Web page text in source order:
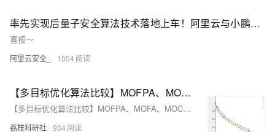
率先实现后量子安全算法技术落地上车！阿里云与小鹏汽车签署后量子加密安全合作协议
喜报～
阿里云安全_ 1554
【多目标优化算法比较】MOFPA、MOFA、MOCS、MOBA、MOHHO五种多目标优化算法性能对比研究（Matlab代码实现）
【多目标优化算法比较】MOFPA、MOFA、MOCS、MOBA、MOHHO五种多目标优化算法性能对比研究（Matlab代码实现）
荔枝科研社 934